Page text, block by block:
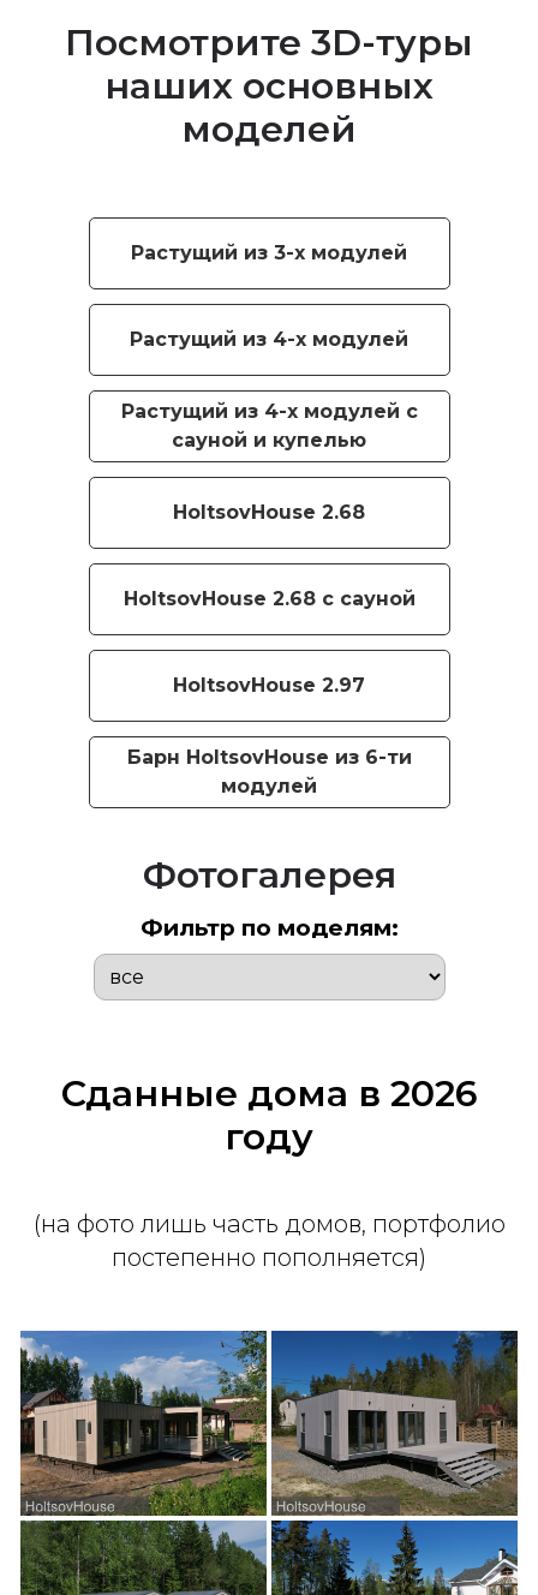
Посмотрите 3D-туры
наших основных
моделей
HoltsovHouse 2.97
HoltsovHouse 2.68 с сауной
HoltsovHouse 2.68
Растущий из 4-х модулей
Растущий из 3-х модулей
Барн HoltsovHouse из 6-ти
модулей
Растущий из 4-х модулей с
сауной и купелью
Фотогалерея
Фильтр по моделям:
Сданные дома в 2026
году
(на фото лишь часть домов, портфолио
постепенно пополняется)